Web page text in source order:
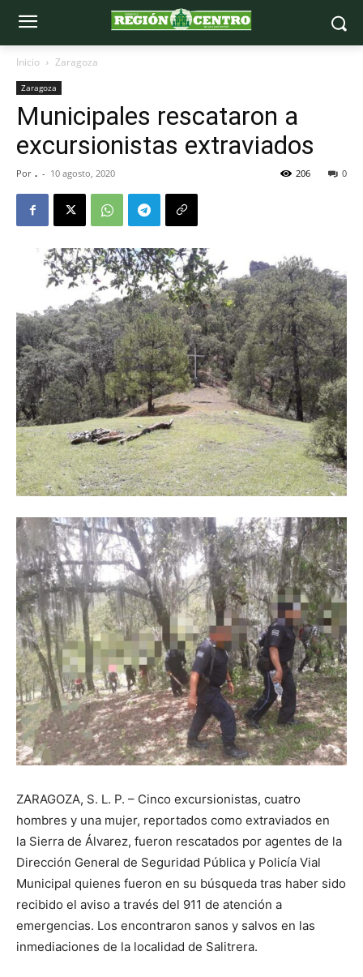
Inicio Zaragoza
Zaragoza
Municipales rescataron a
excursionistas extraviados
Por . - 10 agosto, 2020 0
206
ZARAGOZA, S. L. P. – Cinco excursionistas, cuatro
hombres y una mujer, reportados como extraviados en
la Sierra de Álvarez, fueron rescatados por agentes de la
Dirección General de Seguridad Pública y Policía Vial
Municipal quienes fueron en su búsqueda tras haber sido
recibido el aviso a través del 911 de atención a
emergencias. Los encontraron sanos y salvos en las
inmediaciones de la localidad de Salitrera.